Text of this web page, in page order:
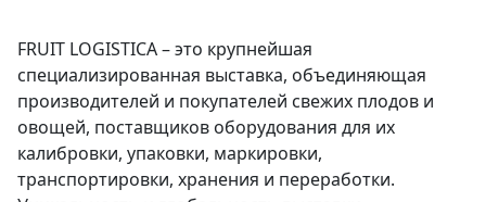
FRUIT LOGISTICA – это крупнейшая
специализированная выставка, объединяющая
производителей и покупателей свежих плодов и
овощей, поставщиков оборудования для их
калибровки, упаковки, маркировки,
транспортировки, хранения и переработки.